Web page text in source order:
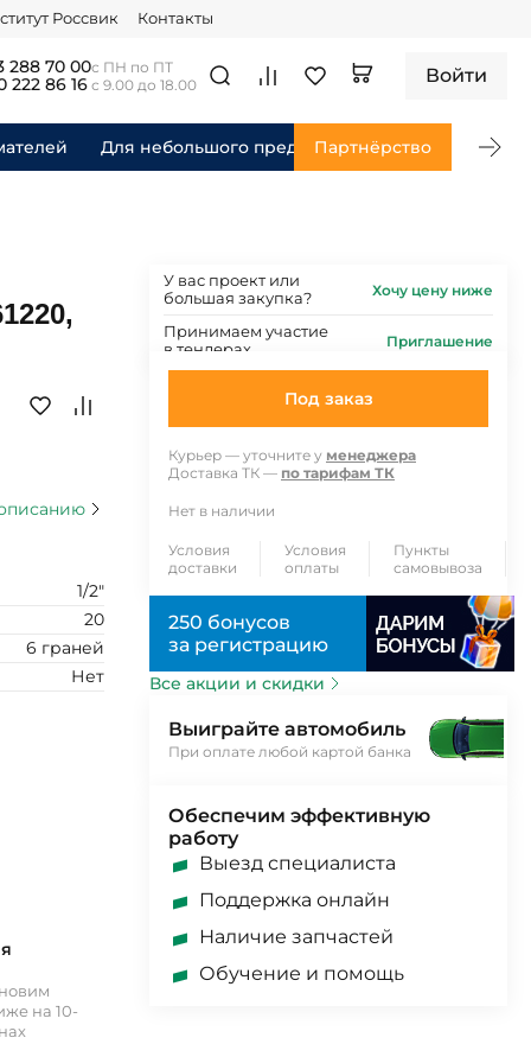
Россвик Контакты
288 70 00
222 86 16
с ПН по ПТ
с 9.00 до 18.00
Войти
Для небольшого предприятия Для
Партнёрство
1/2"
20
6 граней
Нет
на 10-
У вас проект или
большая закупка?
Хочу цену ниже
Принимаем участие
в тендерах
Приглашение
Под заказ
Курьер — уточните у менеджера
Доставка ТК — по тарифам ТК
Нет в наличии
Условия
доставки
Условия
оплаты
Пункты
самовывоза
250 бонусов
за регистрацию
Все акции и скидки
Выиграйте автомобиль
При оплате любой картой банка
Обеспечим эффективную
работу
Выезд специалиста
Поддержка онлайн
Наличие запчастей
Обучение и помощь